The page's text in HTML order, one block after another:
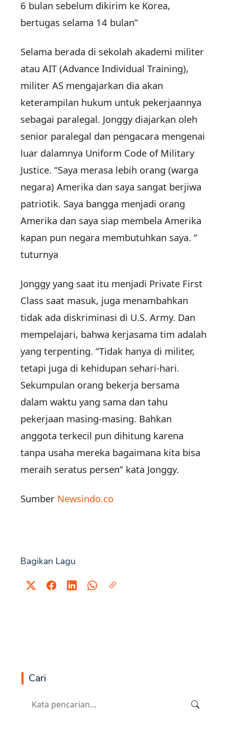
6 bulan sebelum dikirim ke Korea,
bertugas selama 14 bulan”
Selama berada di sekolah akademi militer
atau AIT (Advance Individual Training),
militer AS mengajarkan dia akan
keterampilan hukum untuk pekerjaannya
sebagai paralegal. Jonggy diajarkan oleh
senior paralegal dan pengacara mengenai
luar dalamnya Uniform Code of Military
Justice. “Saya merasa lebih orang (warga
negara) Amerika dan saya sangat berjiwa
patriotik. Saya bangga menjadi orang
Amerika dan saya siap membela Amerika
kapan pun negara membutuhkan saya. “
tuturnya
Jonggy yang saat itu menjadi Private First
Class saat masuk, juga menambahkan
tidak ada diskriminasi di U.S. Army. Dan
mempelajari, bahwa kerjasama tim adalah
yang terpenting. “Tidak hanya di militer,
tetapi juga di kehidupan sehari-hari.
Sekumpulan orang bekerja bersama
dalam waktu yang sama dan tahu
pekerjaan masing-masing. Bahkan
anggota terkecil pun dihitung karena
tanpa usaha mereka bagaimana kita bisa
meraih seratus persen” kata Jonggy.
Sumber Newsindo.co
Bagikan Lagu
Cari